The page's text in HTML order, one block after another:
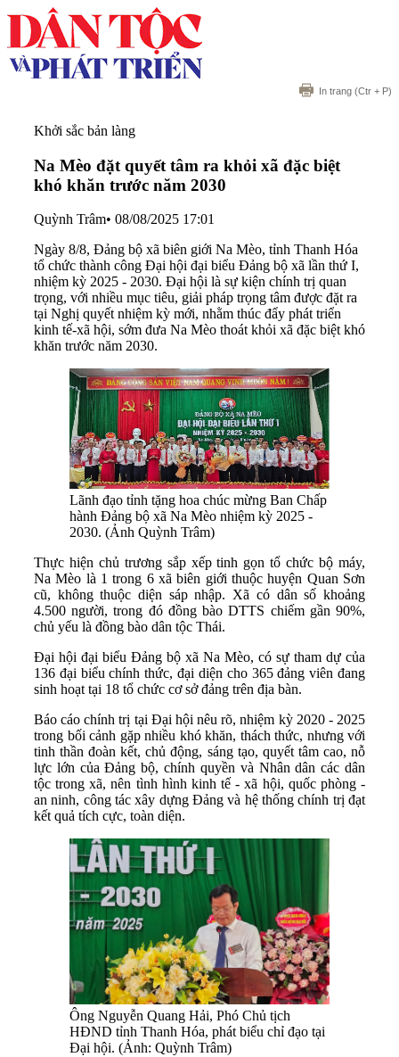
In trang (Ctr + P)
Khởi sắc bản làng
Na Mèo đặt quyết tâm ra khỏi xã đặc biệt
khó khăn trước năm 2030
Quỳnh Trâm• 08/08/2025 17:01
Ngày 8/8, Đảng bộ xã biên giới Na Mèo, tỉnh Thanh Hóa
tổ chức thành công Đại hội đại biểu Đảng bộ xã lần thứ I,
nhiệm kỳ 2025 - 2030. Đại hội là sự kiện chính trị quan
trọng, với nhiều mục tiêu, giải pháp trọng tâm được đặt ra
tại Nghị quyết nhiệm kỳ mới, nhằm thúc đẩy phát triển
kinh tế-xã hội, sớm đưa Na Mèo thoát khỏi xã đặc biệt khó
khăn trước năm 2030.
Lãnh đạo tỉnh tặng hoa chúc mừng Ban Chấp
hành Đảng bộ xã Na Mèo nhiệm kỳ 2025 -
2030. (Ảnh Quỳnh Trâm)
Thực hiện chủ trương sắp xếp tinh gọn tổ chức bộ máy,
Na Mèo là 1 trong 6 xã biên giới thuộc huyện Quan Sơn
cũ, không thuộc diện sáp nhập. Xã có dân số khoảng
4.500 người, trong đó đồng bào DTTS chiếm gần 90%,
chủ yếu là đồng bào dân tộc Thái.
Đại hội đại biểu Đảng bộ xã Na Mèo, có sự tham dự của
136 đại biểu chính thức, đại diện cho 365 đảng viên đang
sinh hoạt tại 18 tổ chức cơ sở đảng trên địa bàn.
Báo cáo chính trị tại Đại hội nêu rõ, nhiệm kỳ 2020 - 2025
trong bối cảnh gặp nhiều khó khăn, thách thức, nhưng với
tinh thần đoàn kết, chủ động, sáng tạo, quyết tâm cao, nỗ
lực lớn của Đảng bộ, chính quyền và Nhân dân các dân
tộc trong xã, nên tình hình kinh tế - xã hội, quốc phòng -
an ninh, công tác xây dựng Đảng và hệ thống chính trị đạt
kết quả tích cực, toàn diện.
Ông Nguyễn Quang Hải, Phó Chủ tịch
HĐND tỉnh Thanh Hóa, phát biểu chỉ đạo tại
Đại hội. (Ảnh: Quỳnh Trâm)